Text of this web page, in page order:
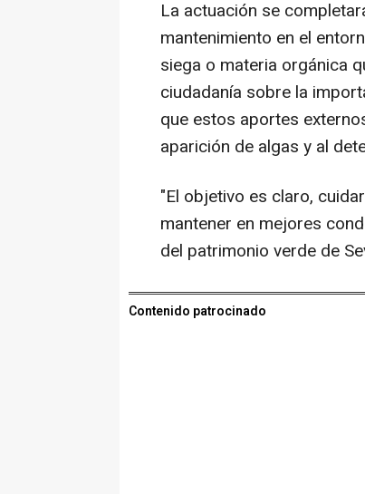
La actuación se
mantenimiento en el
siega o materia orgánica
ciudadanía sobre la
que estos aportes
aparición de algas y al
"El objetivo es claro,
mantener en mejores
del patrimonio verde de
Contenido patrocinado